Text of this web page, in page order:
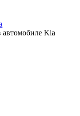
автомобиле Kia